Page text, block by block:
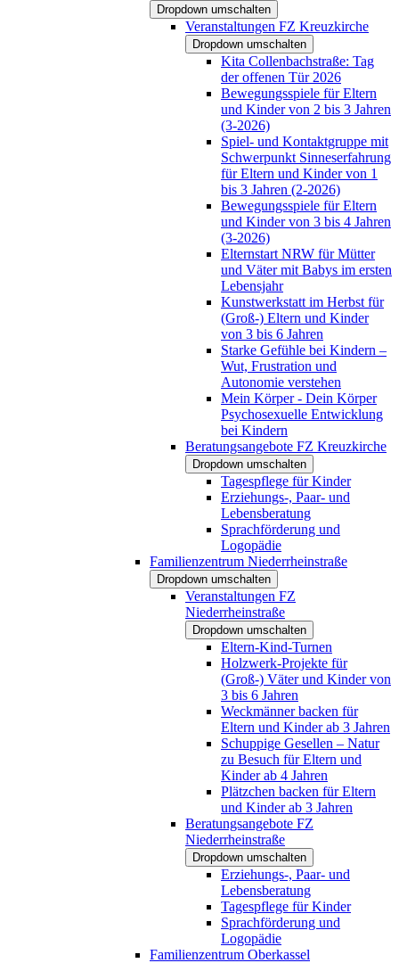
Dropdown umschalten
Veranstaltungen FZ Kreuzkirche
Dropdown umschalten
Kita Collenbachstraße: Tag
der offenen Tür 2026
Bewegungsspiele für Eltern
und Kinder von 2 bis 3 Jahren
(3-2026)
Spiel- und Kontaktgruppe mit
Schwerpunkt Sinneserfahrung
für Eltern und Kinder von 1
bis 3 Jahren (2-2026)
Bewegungsspiele für Eltern
und Kinder von 3 bis 4 Jahren
(3-2026)
Elternstart NRW für Mütter
und Väter mit Babys im ersten
Lebensjahr
Kunstwerkstatt im Herbst für
(Groß-) Eltern und Kinder
von 3 bis 6 Jahren
Starke Gefühle bei Kindern –
Wut, Frustration und
Autonomie verstehen
Mein Körper - Dein Körper
Psychosexuelle Entwicklung
bei Kindern
Beratungsangebote FZ Kreuzkirche
Dropdown umschalten
Tagespflege für Kinder
Erziehungs-, Paar- und
Lebensberatung
Sprachförderung und
Logopädie
Familienzentrum Niederrheinstraße
Dropdown umschalten
Veranstaltungen FZ
Niederrheinstraße
Dropdown umschalten
Eltern-Kind-Turnen
Holzwerk-Projekte für
(Groß-) Väter und Kinder von
3 bis 6 Jahren
Weckmänner backen für
Eltern und Kinder ab 3 Jahren
Schuppige Gesellen – Natur
zu Besuch für Eltern und
Kinder ab 4 Jahren
Plätzchen backen für Eltern
und Kinder ab 3 Jahren
Beratungsangebote FZ
Niederrheinstraße
Dropdown umschalten
Erziehungs-, Paar- und
Lebensberatung
Tagespflege für Kinder
Sprachförderung und
Logopädie
Familienzentrum Oberkassel